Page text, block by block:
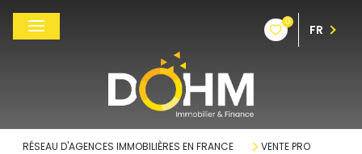
0
FR
RÉSEAU D'AGENCES IMMOBILIÈRES EN FRANCE
VENTE PRO